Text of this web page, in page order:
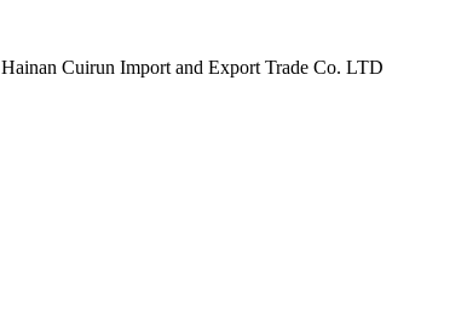
Hainan Cuirun Import and Export Trade Co. LTD